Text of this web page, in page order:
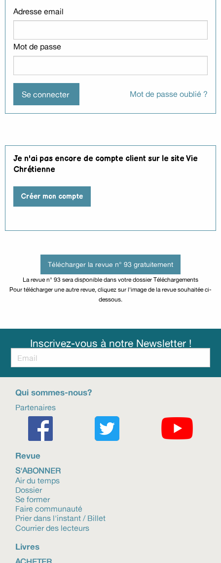
Adresse email
Mot de passe
Mot de passe oublié ?
Je n'ai pas encore de compte client sur le site Vie
Chrétienne
Créer mon compte
Télécharger la revue n° 93 gratuitement
La revue n° 93 sera disponible dans votre dossier Téléchargements
Pour télécharger une autre revue, cliquez sur l'image de la revue souhaitée ci-
dessous.
Inscrivez-vous à notre Newsletter !
Qui sommes-nous?
Partenaires
Revue
S'ABONNER
Air du temps
Dossier
Se former
Faire communauté
Prier dans l'instant / Billet
Courrier des lecteurs
Livres